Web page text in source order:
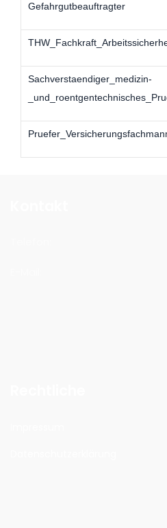
Gefahrgutbeauftragter
Sachverstaendiger_medizin-